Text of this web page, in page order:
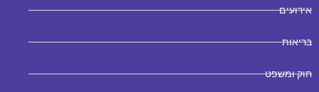
אירועים
בריאות
חוק ומשפט